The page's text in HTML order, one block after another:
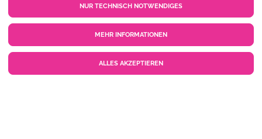
Festnetz: max. 14 Cent/Min. -
Mobilfunknetz: max. 42 Cent/Min.
NUR TECHNISCH NOTWENDIGES
MEHR INFORMATIONEN
ALLES AKZEPTIEREN